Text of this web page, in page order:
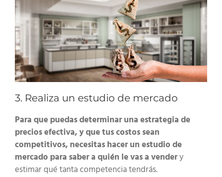
3. Realiza un estudio de mercado
Para que puedas determinar una estrategia de
precios efectiva, y que tus costos sean
competitivos, necesitas hacer un estudio de
mercado para saber a quién le vas a vendery
estimar qué tanta competencia tendrás.